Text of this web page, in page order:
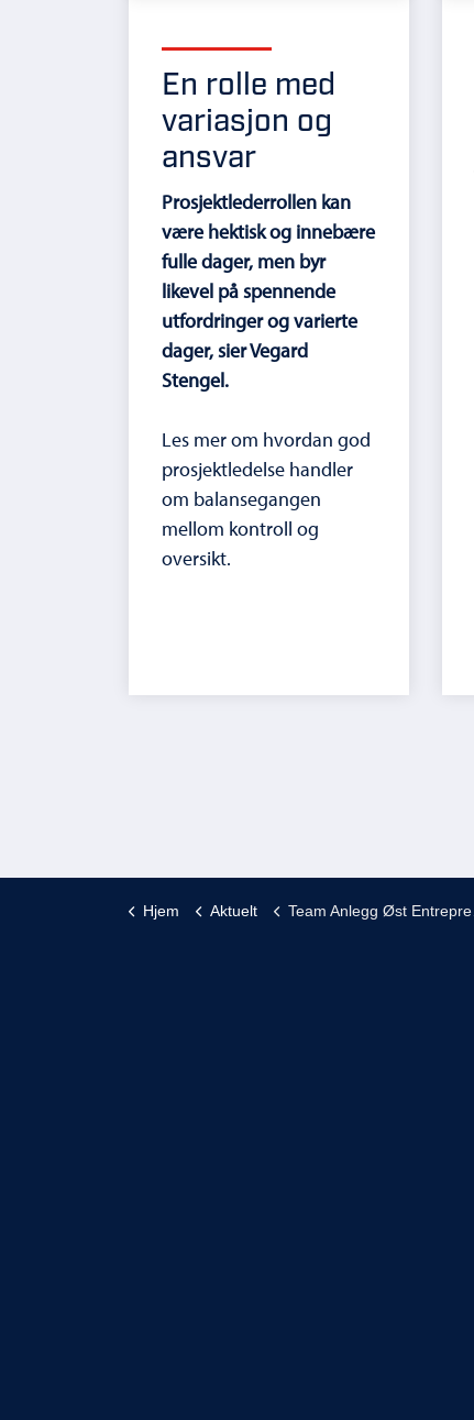
En rolle med
variasjon og
ansvar
Prosjektlederrollen kan
være hektisk og innebære
fulle dager, men byr
likevel på spennende
utfordringer og varierte
dager, sier Vegard
Stengel.
Les mer om hvordan god
prosjektledelse handler
om balansegangen
mellom kontroll og
oversikt.
Hjem Aktuelt Team Anlegg Øst Entreprenør 2024/2025